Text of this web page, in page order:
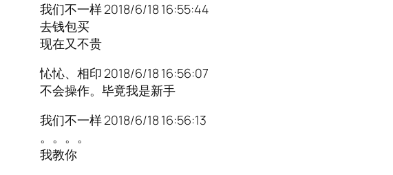
我们不一样 2018/6/18 16:55:44
去钱包买
现在又不贵
㤈㤈、相印 2018/6/18 16:56:07
不会操作。毕竟我是新手
我们不一样 2018/6/18 16:56:13
。。。。
我教你